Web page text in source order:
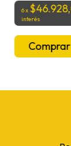
6x
interés